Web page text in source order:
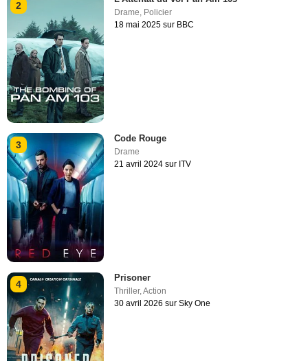
2
Drame, Policier
18 mai 2025 sur BBC
3
Code Rouge
Drame
21 avril 2024 sur ITV
4
Prisoner
Thriller,Action
30 avril 2026 sur Sky One